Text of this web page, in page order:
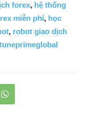
forex, hệ thống
miễn phí, học
, robot giao dịch